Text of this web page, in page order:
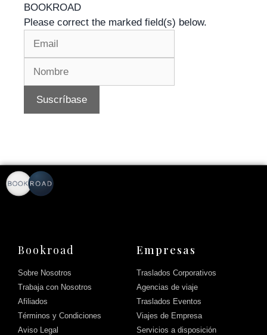
BOOKROAD
Please correct the marked field(s) below.
Bookroad
Sobre Nosotros
Trabaja con Nosotros
Afiliados
Términos y Condiciones
Aviso Legal
Empresas
Traslados Corporativos
Agencias de viaje
Traslados Eventos
Viajes de Empresa
Servicios a disposición